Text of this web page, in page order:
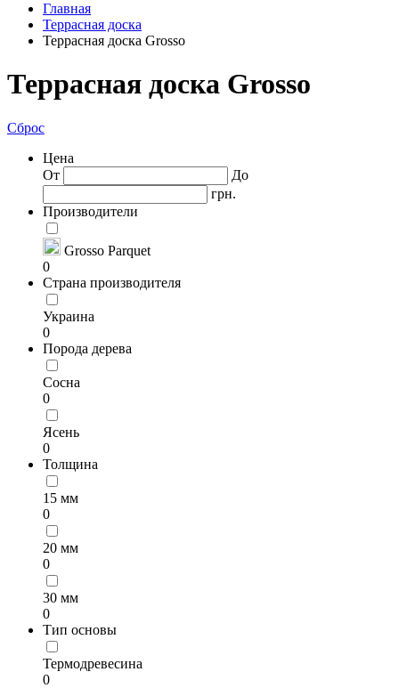
Главная
Террасная доска
Террасная доска Grosso
Террасная доска Grosso
Сброс
Цена
От
До
грн.
Производители
Grosso Parquet
0
Страна производителя
Украина
0
Порода дерева
Сосна
0
Ясень
0
Толщина
15 мм
0
20 мм
0
30 мм
0
Тип основы
Термодревесина
0